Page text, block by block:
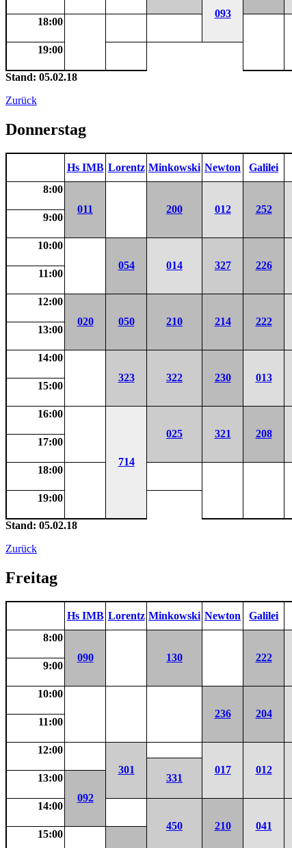
093
18:00
19:00
Stand: 05.02.18
Zurück
Donnerstag
Hs IMB Lorentz Minkowski Newton Galilei
8:00
011
200 012 252
9:00
10:00
054
014 327 226
11:00
12:00
020
050 210 214 222
13:00
14:00
323
322 230 013
15:00
16:00
714
025 321 208
17:00
18:00
19:00
Stand: 05.02.18
Zurück
Freitag
Hs IMB Lorentz Minkowski Newton Galilei
8:00
090
130 222
9:00
10:00
236
204
11:00
12:00
301
017 012
331
13:00
092
14:00
450
210 041
15:00